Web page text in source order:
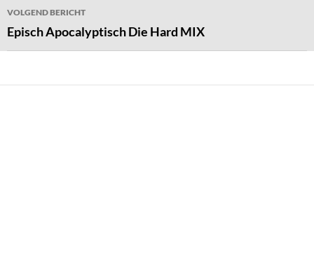
VOLGEND BERICHT
Episch Apocalyptisch Die Hard MIX